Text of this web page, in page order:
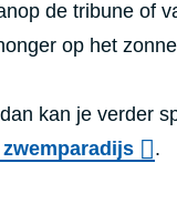
de tribune of
op het
kan je verder
.